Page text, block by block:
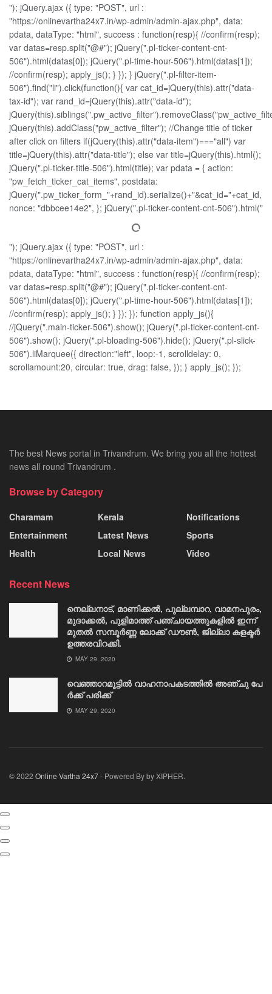
"); jQuery.ajax ({ type: "POST", url :
"https://onlinevartha24x7.in/wp-admin/admin-ajax.php", data:
pdata, dataType: "html", success : function(resp){ //confirm(resp);
var datas=resp.split("@#"); jQuery(".pl-ticker-content-cnt-
506").html(datas[0]); jQuery(".pl-time-hour-506").html(datas[1]);
//confirm(resp); apply_js(); } }); } jQuery(".pl-filter-item-
506").find("li").click(function(){ var cat_id=jQuery(this).attr("data-
tax-id"); var rand_id=jQuery(this).attr("data-id");
jQuery(this).addClass("pw_active_filter"); //Change title of ticker
after click on filters if(jQuery(this).attr("data-item")==="all") var
title=jQuery(this).attr("data-title"); else var title=jQuery(this).html();
jQuery(".pl-ticker-title-506").html(title); var pdata = { action:
"pw_fetch_ticker_cat_items", postdata:
jQuery(".pw_ticker_form_"+rand_id).serialize()+"&cat_id="+cat_id,
nonce: "dbbcee14e2", }; jQuery(".pl-ticker-content-cnt-506").html("
"); jQuery.ajax ({ type: "POST", url :
"https://onlinevartha24x7.in/wp-admin/admin-ajax.php", data:
pdata, dataType: "html", success : function(resp){ //confirm(resp);
var datas=resp.split("@#"); jQuery(".pl-ticker-content-cnt-
506").html(datas[0]); jQuery(".pl-time-hour-506").html(datas[1]);
//confirm(resp); apply_js(); } }); }); function apply_js(){
//jQuery(".main-ticker-506").show(); jQuery(".pl-ticker-content-cnt-
506").show(); jQuery(".pl-bloading-506").hide(); jQuery(".pl-slick-
506").liMarquee({ direction:"left", loop:-1, scrolldelay: 0,
scrollamount:20, circular: true, drag: false, }); } apply_js(); });
The best News portal in Trivandrum. We bring you all the hottest
news all round Trivandrum .
Browse by Category
Charamam
Entertainment
Health
Kerala
Latest News
Local News
Notifications
Sports
Video
Recent News
നെല്ലനാട്, മാണിക്കൽ, പുല്ലമ്പാറ, വാമനപുരം,
മുദാക്കൽ, പുളിമാത്ത് പഞ്ചായത്തുകളിൽ ഇന്ന്
മുതൽ സമ്പൂർണ്ണ ലോക്ക് ഡൗൺ, ജില്ലാ കളക്ടർ
ഉത്തരവിറക്കി.
MAY 29, 2020
വെഞ്ഞാറമൂട്ടിൽ വാ​ഹ​നാ​പ​ക​ട​ത്തി​ല്‍ അ​ഞ്ചു പേ​
ര്‍​ക്ക് പ​രി​ക്ക്
MAY 29, 2020
© 2022 Online Vartha 24x7- Powered By by XIPHER.
Selected